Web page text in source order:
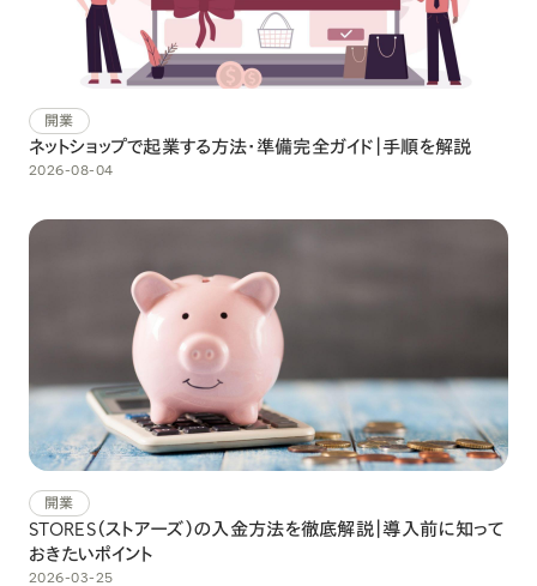
開業
ネットショップで起業する方法・準備完全ガイド｜手順を解説
2026-08-04
開業
STORES（ストアーズ）の入金方法を徹底解説｜導入前に知って
おきたいポイント
2026-03-25